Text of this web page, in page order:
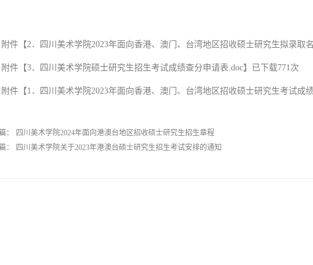
附件【2．四川美术学院2023年面向香港、澳门、台湾地区招收硕士研究生拟录取
附件【3．四川美术学院硕士研究生招生考试成绩查分申请表.doc】已下载771次
附件【1．四川美术学院2023年面向香港、澳门、台湾地区招收硕士研究生考试成
：
四川美术学院2024年面向港澳台地区招收硕士研究生招生章程
：
四川美术学院关于2023年港澳台硕士研究生招生考试安排的通知